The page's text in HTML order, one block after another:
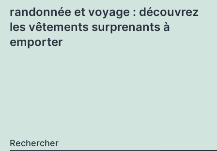
randonnée et voyage : découvrez
les vêtements surprenants à
emporter
Rechercher